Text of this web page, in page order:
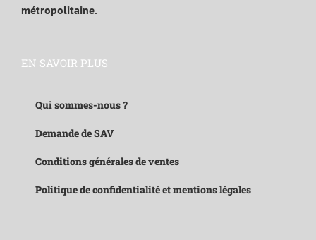
métropolitaine.
EN SAVOIR PLUS
Qui sommes-nous ?
Demande de SAV
Conditions générales de ventes
Politique de confidentialité et mentions légales